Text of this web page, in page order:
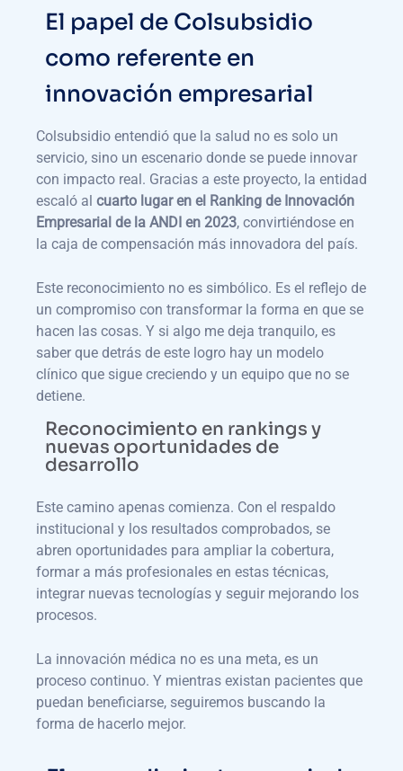
El papel de Colsubsidio
como referente en
innovación empresarial
Colsubsidio entendió que la salud no es solo un
servicio, sino un escenario donde se puede innovar
con impacto real. Gracias a este proyecto, la entidad
escaló al cuarto lugar en el Ranking de Innovación
Empresarial de la ANDI en 2023, convirtiéndose en
la caja de compensación más innovadora del país.
Este reconocimiento no es simbólico. Es el reflejo de
un compromiso con transformar la forma en que se
hacen las cosas. Y si algo me deja tranquilo, es
saber que detrás de este logro hay un modelo
clínico que sigue creciendo y un equipo que no se
detiene.
Reconocimiento en rankings y
nuevas oportunidades de
desarrollo
Este camino apenas comienza. Con el respaldo
institucional y los resultados comprobados, se
abren oportunidades para ampliar la cobertura,
formar a más profesionales en estas técnicas,
integrar nuevas tecnologías y seguir mejorando los
procesos.
La innovación médica no es una meta, es un
proceso continuo. Y mientras existan pacientes que
puedan beneficiarse, seguiremos buscando la
forma de hacerlo mejor.